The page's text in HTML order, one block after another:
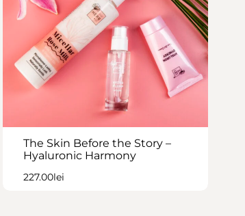
The Skin Before the Story –
Hyaluronic Harmony
227.00lei